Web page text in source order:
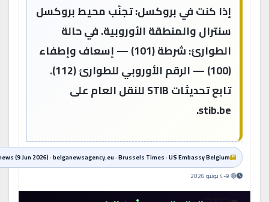
إذا كنت في بروكسل: تجنّب محيط بروكسل
سنترال والمنطقة الأوروبية. في حالة
الطوارئ: شرطة (101) — إسعاف وإطفاء
(100) — الرقم الأوروبي للطوارئ (112).
تابع تحديثات STIB للنقل العام على
stib.be.
Euronews (9 Jun 2026) · belganewsagency.eu · Brussels Times · US Embassy Belgium